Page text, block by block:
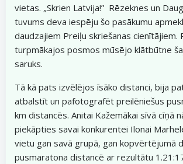
vietas. „Skrien Latvija!” Rēzeknes un
tuvums deva iespēju šo pasākumu
daudzajiem Preiļu skriešanas cienītājiem.
turpmākajos posmos mūsējo klātbūtne
saruks.
Tā kā pats izvēlējos īsāko distanci, bija
atbalstīt un pafotografēt preilēniešus
km distancēs. Anitai Kažemākai sīvā cīņā
piekāpties savai konkurentei Ilonai
vietu gan savā grupā, gan kopvērtējumā
pusmaratona distancē ar rezultātu